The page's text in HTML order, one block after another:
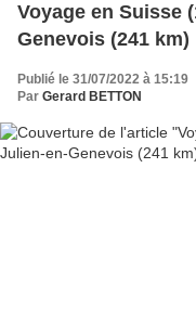
Voyage en Suisse
Genevois (241 km)
Publié le 31/07/2022 à 15:19
Par Gerard BETTON